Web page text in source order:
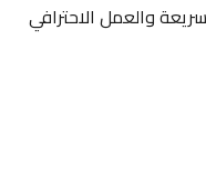
والعمل الاحترافي